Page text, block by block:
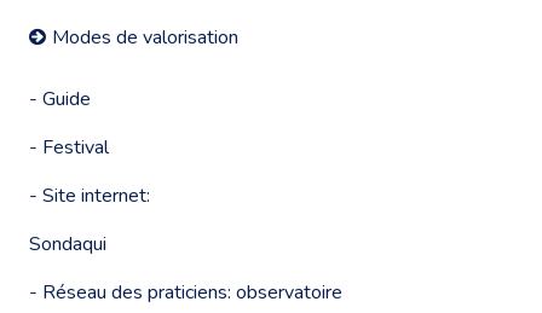
Modes de valorisation
- Guide
- Festival
- Site internet:
Sondaqui
- Réseau des praticiens: observatoire